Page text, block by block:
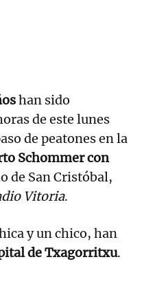
han sido
de este lunes
de peatones en la
Schommer con
de San Cristóbal,
Vitoria.
y un chico, han
de Txagorritxu.